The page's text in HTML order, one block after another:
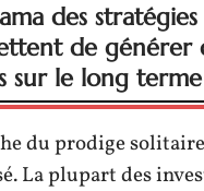
des
de générer
sur le long terme
du prodige
La plupart des